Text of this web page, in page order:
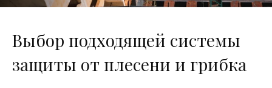
Выбор подходящей системы
защиты от плесени и грибка